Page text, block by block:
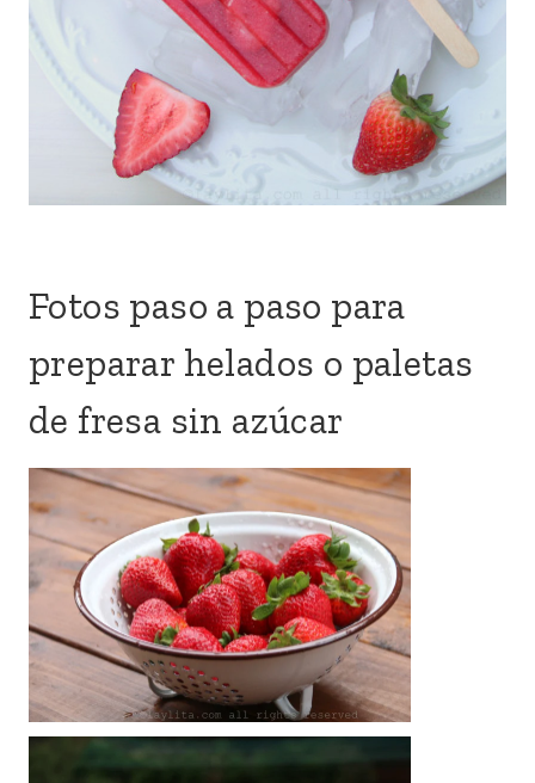
Fotos paso a paso para
preparar helados o paletas
de fresa sin azúcar